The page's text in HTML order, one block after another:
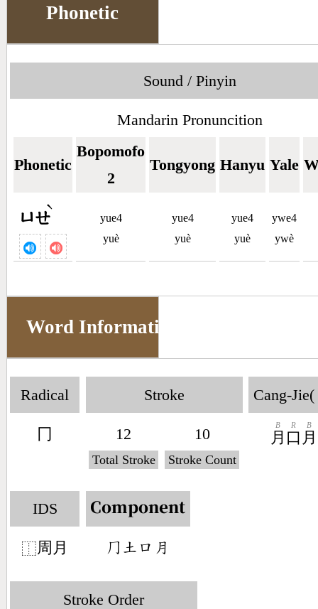
Phonetic
Sound / Pinyin
Mandarin Pronuncition
Phonetic
Bopomofo
2
Tongyong Hanyu Yale
ㄩㄝ
ˋ
yue4
yuè
yue4
yuè
yue4
yuè
ywe4
ywè
Word Information
Radical
冂
Stroke
12
Total Stroke
10
Stroke Count
Cang-Jie(
月
B
口
R
月
B
IDS
⿰周月
Component
󶀧󶁢󶁶󶃭
Stroke Order